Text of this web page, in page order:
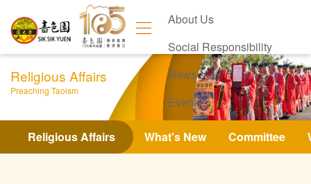
About Us
Social Responsibility
News
Events
Contact Us
Religious Affairs
Preaching Taoism
Religious Affairs What's New Committee